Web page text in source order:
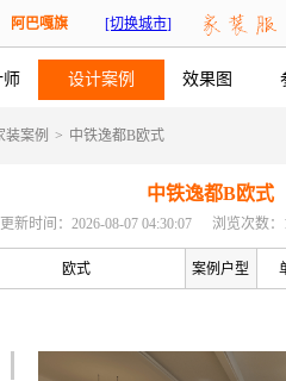
阿巴嘎旗 [切换城市]
设计案例 效果图
装案例 > 中铁逸都B欧式
中铁逸都B欧式
更新时间：2026-08-07 04:30:07 浏览次数：
欧式 案例户型